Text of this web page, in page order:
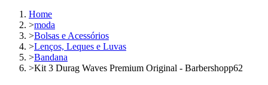
Home
>moda
>Bolsas e Acessórios
>Lenços, Leques e Luvas
>Bandana
>Kit 3 Durag Waves Premium Original - Barbershopp62